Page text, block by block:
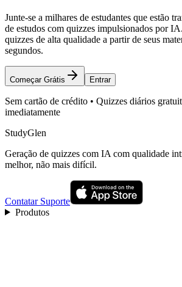
Junte-se a milhares de estudantes que estão
de estudos com quizzes impulsionados por
quizzes de alta qualidade a partir de seus
segundos.
Começar Grátis Entrar
Sem cartão de crédito • Quizzes diários
imediatamente
StudyGlen
Geração de quizzes com IA com qualidade
melhor, não mais difícil.
Contatar Suporte
Produtos